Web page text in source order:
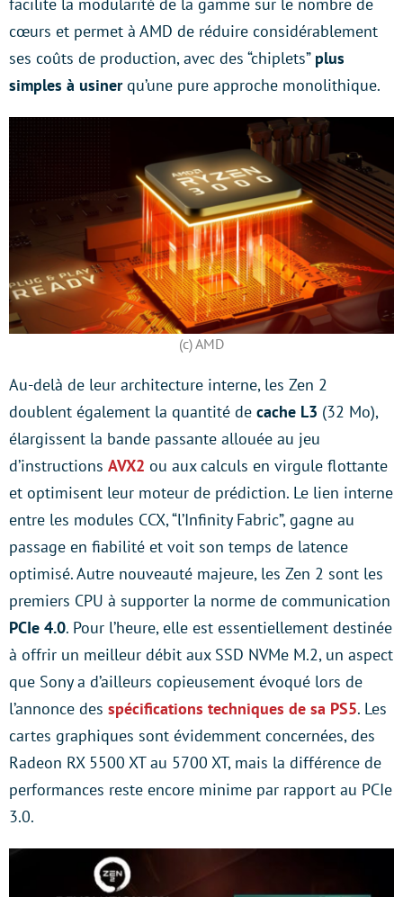
cœurs et permet à AMD de réduire considérablement
ses coûts de production, avec des “chiplets” plus
simples à usinerqu’une pure approche monolithique.
(c) AMD
Au-delà de leur architecture interne, les Zen 2
doublent également la quantité de cache L3 (32 Mo),
élargissent la bande passante allouée au jeu
d’instructions AVX2 ou aux calculs en virgule flottante
et optimisent leur moteur de prédiction. Le lien interne
entre les modules CCX, “l’Infinity Fabric”, gagne au
passage en fiabilité et voit son temps de latence
optimisé. Autre nouveauté majeure, les Zen 2 sont les
premiers CPU à supporter la norme de communication
PCIe 4.0. Pour l’heure, elle est essentiellement destinée
à offrir un meilleur débit aux SSD NVMe M.2, un aspect
que Sony a d’ailleurs copieusement évoqué lors de
l’annonce des spécifications techniques de sa PS5. Les
cartes graphiques sont évidemment concernées, des
Radeon RX 5500 XT au 5700 XT, mais la différence de
performances reste encore minime par rapport au PCIe
3.0.